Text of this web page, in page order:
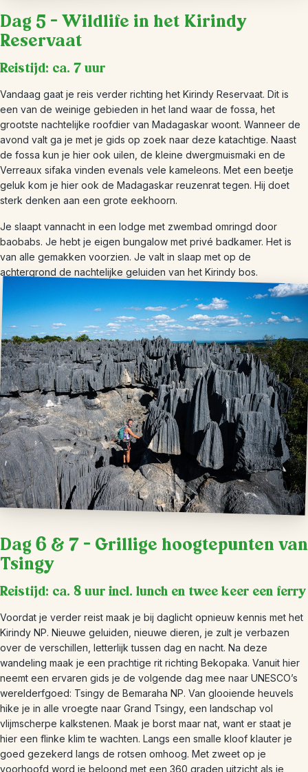
Dag 5 – Wildlife in het Kirindy
Reservaat
Reistijd: ca. 7 uur
Vandaag gaat je reis verder richting het Kirindy Reservaat. Dit is
een van de weinige gebieden in het land waar de fossa, het
grootste nachtelijke roofdier van Madagaskar woont. Wanneer de
avond valt ga je met je gids op zoek naar deze katachtige. Naast
de fossa kun je hier ook uilen, de kleine dwergmuismaki en de
Verreaux sifaka vinden evenals vele kameleons. Met een beetje
geluk kom je hier ook de Madagaskar reuzenrat tegen. Hij doet
sterk denken aan een grote eekhoorn.
Je slaapt vannacht in een lodge met zwembad omringd door
baobabs. Je hebt je eigen bungalow met privé badkamer. Het is
van alle gemakken voorzien. Je valt in slaap met op de
achtergrond de nachtelijke geluiden van het Kirindy bos.
Dag 6 & 7 – Grillige hoogtepunten van
Tsingy
Reistijd: ca. 8 uur incl. lunch en twee keer een ferry
Voordat je verder reist maak je bij daglicht opnieuw kennis met het
Kirindy NP. Nieuwe geluiden, nieuwe dieren, je zult je verbazen
over de verschillen, letterlijk tussen dag en nacht. Na deze
wandeling maak je een prachtige rit richting Bekopaka. Vanuit hier
neemt een ervaren gids je de volgende dag mee naar UNESCO’s
werelderfgoed: Tsingy de Bemaraha NP. Van glooiende heuvels
hike je in alle vroegte naar Grand Tsingy, een landschap vol
vlijmscherpe kalkstenen. Maak je borst maar nat, want er staat je
hier een flinke klim te wachten. Langs een smalle kloof klauter je
goed gezekerd langs de rotsen omhoog. Met zweet op je
voorhoofd word je beloond met een 360 graden uitzicht als je